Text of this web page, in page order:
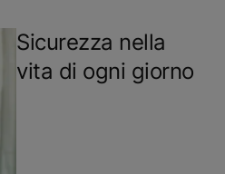
Sicurezza nella
vita di ogni giorno